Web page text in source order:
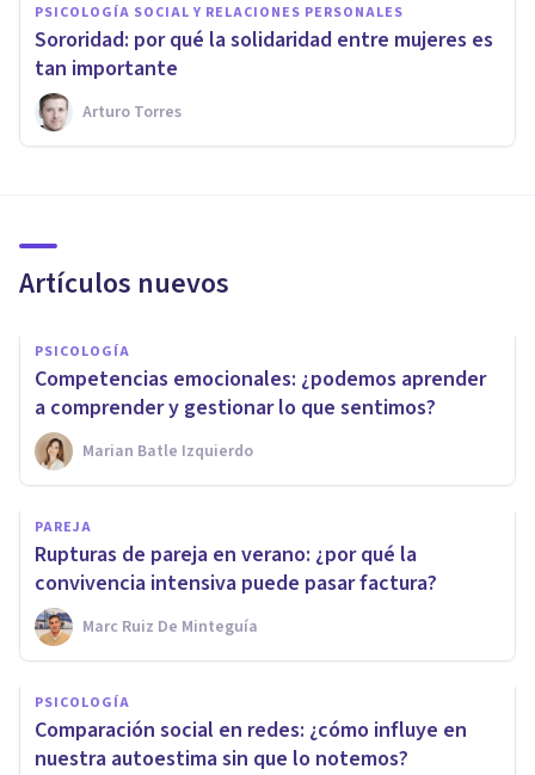
PSICOLOGÍA SOCIAL Y RELACIONES PERSONALES
Sororidad: por qué la solidaridad entre mujeres es
tan importante
Arturo Torres
Artículos nuevos
PSICOLOGÍA
Competencias emocionales: ¿podemos aprender
a comprender y gestionar lo que sentimos?
Marian Batle Izquierdo
PAREJA
Rupturas de pareja en verano: ¿por qué la
convivencia intensiva puede pasar factura?
Marc Ruiz De Minteguía
PSICOLOGÍA
Comparación social en redes: ¿cómo influye en
nuestra autoestima sin que lo notemos?